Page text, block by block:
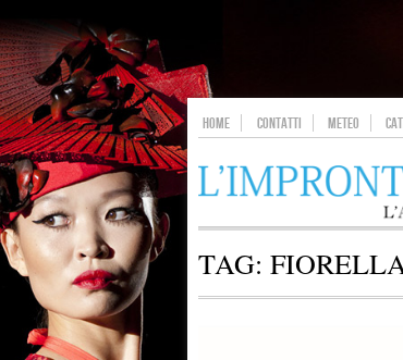
HOME CONTATTI METEO
TAG: